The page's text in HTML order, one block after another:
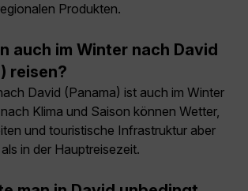
Produkten.
auch im Winter nach David
reisen?
David (Panama) ist auch im Winter
Klima und Saison können Wetter,
und touristische Infrastruktur aber
in der Hauptreisezeit.